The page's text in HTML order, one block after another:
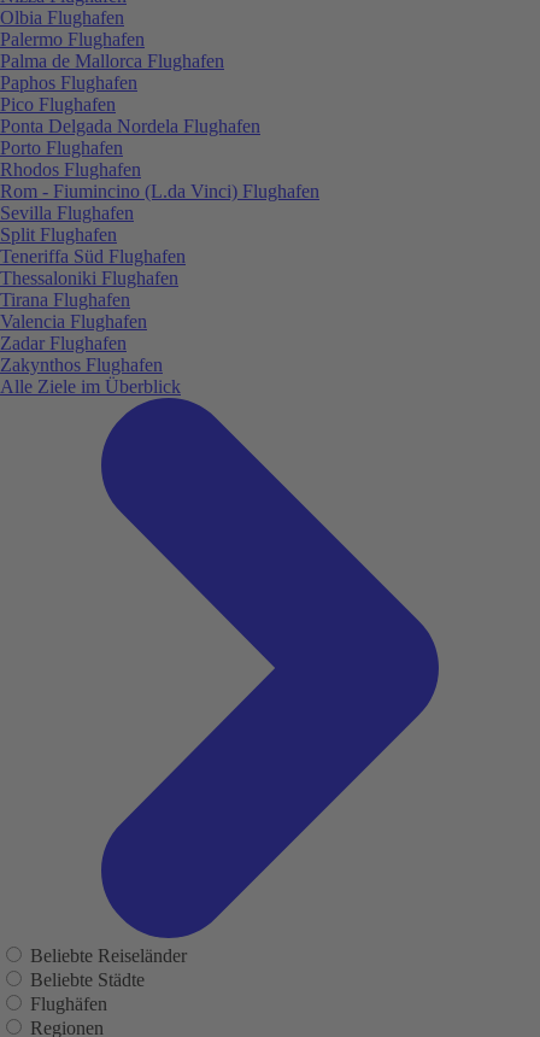
Olbia Flughafen
Palermo Flughafen
Palma de Mallorca Flughafen
Paphos Flughafen
Pico Flughafen
Ponta Delgada Nordela Flughafen
Porto Flughafen
Rhodos Flughafen
Rom - Fiumincino (L.da Vinci) Flughafen
Sevilla Flughafen
Split Flughafen
Teneriffa Süd Flughafen
Thessaloniki Flughafen
Tirana Flughafen
Valencia Flughafen
Zadar Flughafen
Zakynthos Flughafen
Alle Ziele im Überblick
Beliebte Reiseländer
Beliebte Städte
Flughäfen
Regionen